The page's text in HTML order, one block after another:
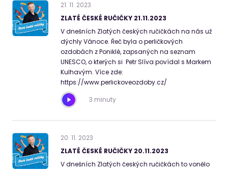
21. 11. 2023
ZLATÉ ČESKÉ RUČIČKY 21.11.2023
V dnešních Zlatých českých ručičkách na nás už
dýchly Vánoce. Řeč byla o perličkových
ozdobách z Poniklé, zapsaných na seznam
UNESCO, o kterých si Petr Slíva povídal s Markem
Kulhavým. Více zde:
https://www.perlickoveozdoby.cz/
3 minuty
20. 11. 2023
ZLATÉ ČESKÉ RUČIČKY 20.11.2023
V dnešních Zlatých českých ručičkách to vonělo